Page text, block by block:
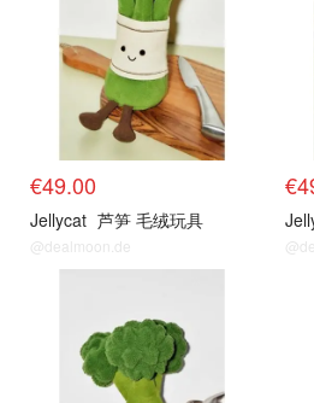
€49.00
Jellycat 芦笋 毛绒玩具
@dealmoon.de